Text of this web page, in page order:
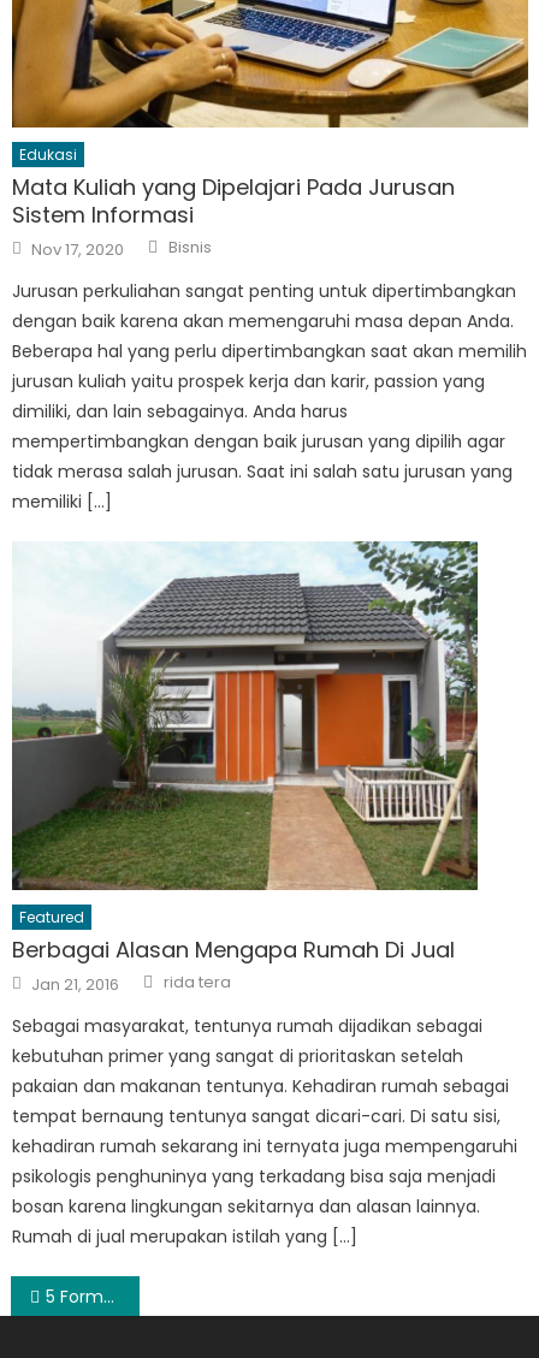
Edukasi
Mata Kuliah yang Dipelajari Pada Jurusan
Sistem Informasi
Posted
on
Nov 17, 2020 Author
Bisnis
Jurusan perkuliahan sangat penting untuk dipertimbangkan
dengan baik karena akan memengaruhi masa depan Anda.
Beberapa hal yang perlu dipertimbangkan saat akan memilih
jurusan kuliah yaitu prospek kerja dan karir, passion yang
dimiliki, dan lain sebagainya. Anda harus
mempertimbangkan dengan baik jurusan yang dipilih agar
tidak merasa salah jurusan. Saat ini salah satu jurusan yang
memiliki […]
Featured
Berbagai Alasan Mengapa Rumah Di Jual
Posted
on
Jan 21, 2016 Author
rida tera
Sebagai masyarakat, tentunya rumah dijadikan sebagai
kebutuhan primer yang sangat di prioritaskan setelah
pakaian dan makanan tentunya. Kehadiran rumah sebagai
tempat bernaung tentunya sangat dicari-cari. Di satu sisi,
kehadiran rumah sekarang ini ternyata juga mempengaruhi
psikologis penghuninya yang terkadang bisa saja menjadi
bosan karena lingkungan sekitarnya dan alasan lainnya.
Rumah di jual merupakan istilah yang […]
Post
5 Format Digital Advertising Yang Sering Digunakan Oleh Perusahaan Besar!